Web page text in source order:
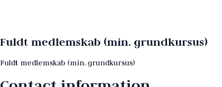
Fuldt medlemskab (min. grundkursus)
Fuldt medlemskab (min. grundkursus)